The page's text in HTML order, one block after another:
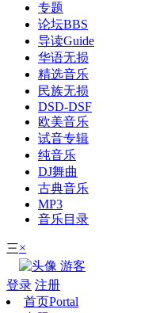
专题
论坛BBS
导读Guide
华语无损
精选音乐
民族无损
DSD-DSF
欧美音乐
试音专辑
纯音乐
DJ舞曲
古典音乐
MP3
音乐目录
三×
游客
登录 注册
首页Portal